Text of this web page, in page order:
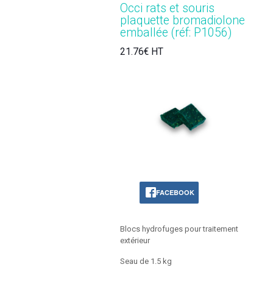
Occi rats et souris
plaquette bromadiolone
emballée (réf: P1056)
21.76€ HT
FACEBOOK
Blocs hydrofuges pour traitement
extérieur
Seau de 1.5 kg